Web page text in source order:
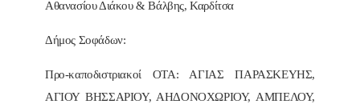
Αθανασίου Διάκου & Βάλβης, Καρδίτσα
Δήμος Σοφάδων:
Προ-καποδιστριακοί ΟΤΑ: ΑΓΙΑΣ ΠΑΡΑΣΚΕΥΗΣ,
ΑΓΙΟΥ ΒΗΣΣΑΡΙΟΥ, ΑΗΔΟΝΟΧΩΡΙΟΥ, ΑΜΠΕΛΟΥ,